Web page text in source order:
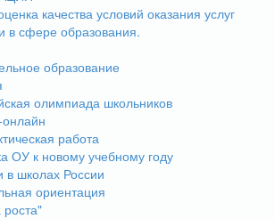
качества условий оказания услуг
в сфере образования.
образование
олимпиада школьников
работа
ОУ к новому учебному году
в школах России
ориентация